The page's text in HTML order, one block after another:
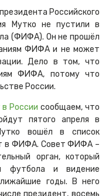
Российского
Мутко не пустили в
(ФИФА). Он не прошёл
ФИФА и не может
Дело в том, что
ФИФА, потому что
России.
в России сообщаем, что
пятого апреля в
вошёл в список
в ФИФА. Совет ФИФА –
орган, который
футбола и видение
годы. В него